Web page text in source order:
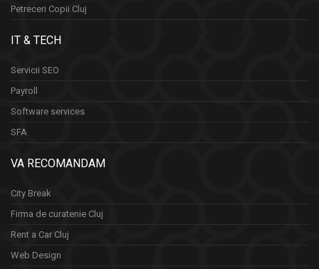
Petreceri Copii Cluj
IT & TECH
Servicii SEO
Payroll
Software services
SFA
VA RECOMANDAM
City Break
Firma de curatenie Cluj
Rent a Car Cluj
Web Design